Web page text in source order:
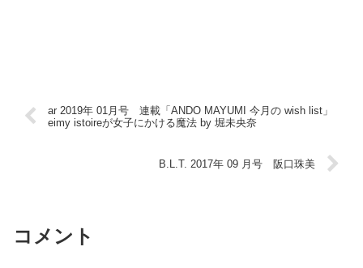
ar 2019年 01月号 連載「ANDO MAYUMI 今月の wish list」
eimy istoireが女子にかける魔法 by 堀未央奈
B.L.T. 2017年 09 月号 阪口珠美
コメント